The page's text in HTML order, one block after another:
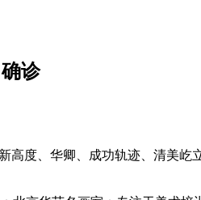
诊
高度、华卿、成功轨迹、清美